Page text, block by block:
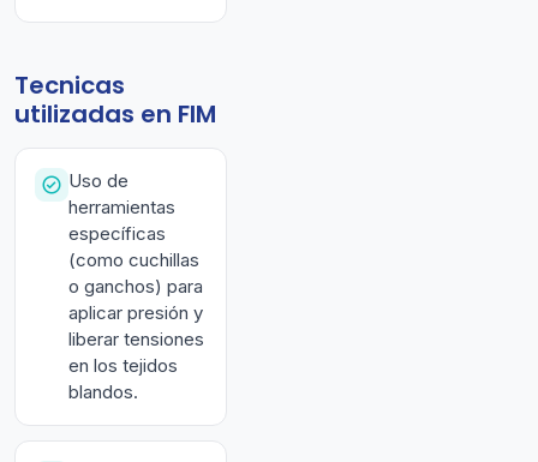
Tecnicas
utilizadas en FIM
Uso de
herramientas
específicas
(como cuchillas
o ganchos) para
aplicar presión y
liberar tensiones
en los tejidos
blandos.